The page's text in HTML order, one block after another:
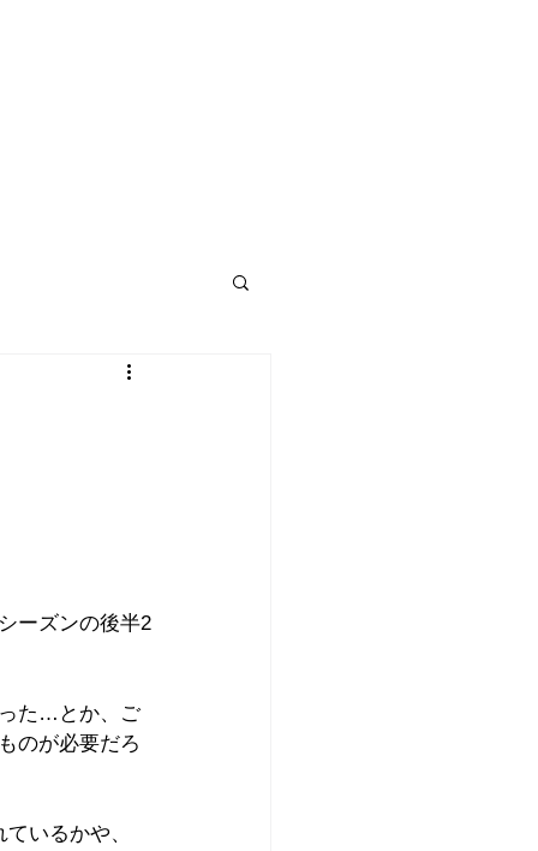
ーズンの後半2
た…とか、ご
のが必要だろ
いるかや、